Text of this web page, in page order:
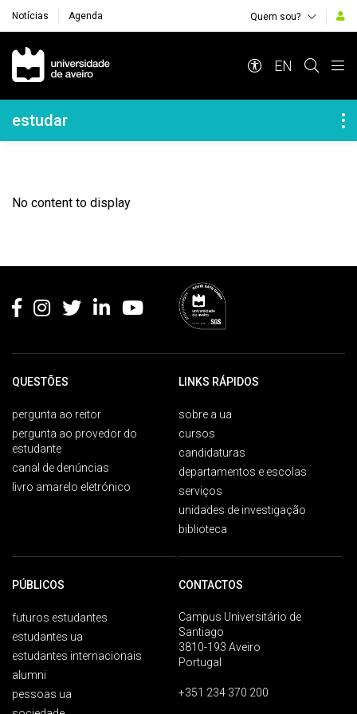
Notícias Agenda Quem sou?
Navegação Principal
EN
Navegação Lateral
estudar
No content to display
QUESTÕES
pergunta ao reitor
pergunta ao provedor do
estudante
canal de denúncias
livro amarelo eletrónico
LINKS RÁPIDOS
sobre a ua
cursos
candidaturas
departamentos e escolas
serviços
unidades de investigação
biblioteca
PÚBLICOS
futuros estudantes
estudantes ua
estudantes internacionais
alumni
pessoas ua
CONTACTOS
Campus Universitário de
Santiago
3810-193 Aveiro
Portugal
+351 234 370 200